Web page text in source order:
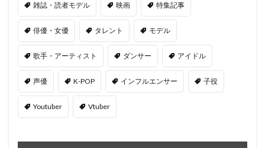
雑誌・読者モデル 映画 特集記事
俳優・女優 タレント モデル
歌手・アーティスト ダンサー アイドル
声優 K-POP インフルエンサー 子役
Youtuber Vtuber